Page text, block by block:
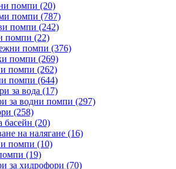
помпи (20)
помпи (787)
помпи (242)
помпи (22)
помпи (376)
помпи (269)
помпи (262)
помпи (644)
за вода (17)
за водни помпи (297)
(258)
басейн (20)
на налягане (16)
помпи (10)
(19)
за хидрофори (70)